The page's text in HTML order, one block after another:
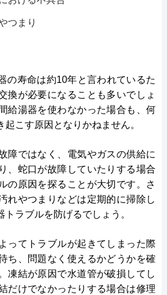
つまり
の寿命は約10年と言われているた
換が必要になることも多いでしょ
給湯器を使わなかった場合も、何
こす原因となりかねません。
障ではなく、電気やガスの供給に
、蛇口が故障していたりする場合
の原因を探ることが大切です。さ
れやつまりなどは定期的に掃除し
ラブルを防げるでしょう。
ってトラブルが起きてしまった際
ち、問題なく使えるかどうかを確
凍結が原因で水道管が破損してし
だけでなかったりする場合は修理